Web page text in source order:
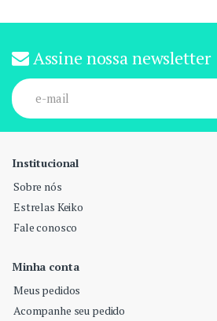
Assine nossa newsletter
Institucional
Sobre nós
Estrelas Keiko
Fale conosco
Minha conta
Meus pedidos
Acompanhe seu pedido